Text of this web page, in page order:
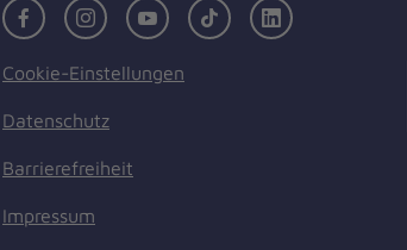
FacebookInstagramYoutubeTikTok LinkedIn
Cookie-Einstellungen
Datenschutz
Barrierefreiheit
Impressum